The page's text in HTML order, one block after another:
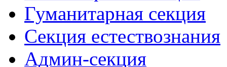
Гуманитарная секция
Секция естествознания
Админ-секция